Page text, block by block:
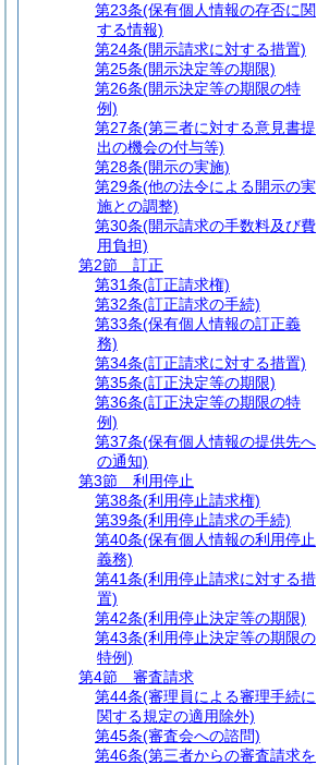
第23条(保有個人情報の存否に関
する情報)
第24条(開示請求に対する措置)
第25条(開示決定等の期限)
第26条(開示決定等の期限の特
例)
第27条(第三者に対する意見書提
出の機会の付与等)
第28条(開示の実施)
第29条(他の法令による開示の実
施との調整)
第30条(開示請求の手数料及び費
用負担)
第2節
訂正
第31条(訂正請求権)
第32条(訂正請求の手続)
第33条(保有個人情報の訂正義
務)
第34条(訂正請求に対する措置)
第35条(訂正決定等の期限)
第36条(訂正決定等の期限の特
例)
第37条(保有個人情報の提供先へ
の通知)
第3節
利用停止
第38条(利用停止請求権)
第39条(利用停止請求の手続)
第40条(保有個人情報の利用停止
義務)
第41条(利用停止請求に対する措
置)
第42条(利用停止決定等の期限)
第43条(利用停止決定等の期限の
特例)
第4節
審査請求
第44条(審理員による審理手続に
関する規定の適用除外)
第45条(審査会への諮問)
第46条(第三者からの審査請求を